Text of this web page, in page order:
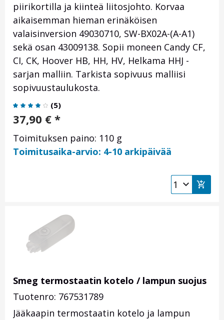
piirikortilla ja kiinteä liitosjohto. Korvaa
aikaisemman hieman erinäköisen
valaisinversion 49030710, SW-BX02A-(A-A1)
sekä osan 43009138. Sopii moneen Candy CF,
CI, CK, Hoover HB, HH, HV, Helkama HHJ -
sarjan malliin. Tarkista sopivuus malliisi
sopivuustaulukosta.
(5)
37,90 € *
Toimituksen paino: 110 g
Toimitusaika-arvio: 4-10 arkipäivää
Smeg termostaatin kotelo / lampun suojus
Tuotenro: 767531789
Jääkaapin termostaatin kotelo ja lampun